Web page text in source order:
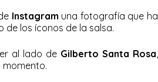
Instagram una fotografía que ha
de los íconos de la salsa.
al lado de Gilberto Santa Rosa